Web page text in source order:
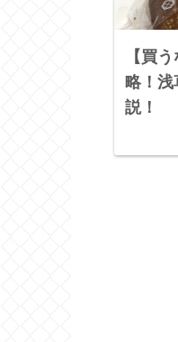
【買
略！浅
説！